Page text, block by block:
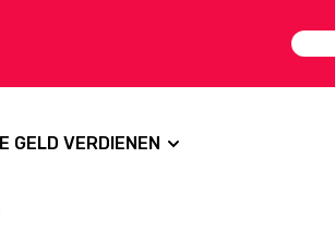
GELD VERDIENEN